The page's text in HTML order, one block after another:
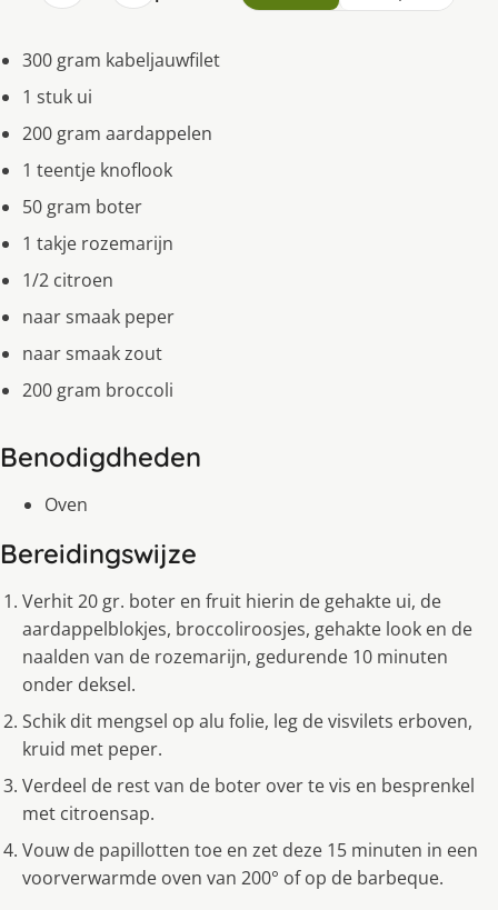
300 gram kabeljauwfilet
1 stuk ui
200 gram aardappelen
1 teentje knoflook
50 gram boter
1 takje rozemarijn
1/2 citroen
naar smaak peper
naar smaak zout
200 gram broccoli
Benodigdheden
Oven
Bereidingswijze
Verhit 20 gr. boter en fruit hierin de gehakte ui, de
aardappelblokjes, broccoliroosjes, gehakte look en de
naalden van de rozemarijn, gedurende 10 minuten
onder deksel.
Schik dit mengsel op alu folie, leg de visvilets erboven,
kruid met peper.
Verdeel de rest van de boter over te vis en besprenkel
met citroensap.
Vouw de papillotten toe en zet deze 15 minuten in een
voorverwarmde oven van 200° of op de barbeque.